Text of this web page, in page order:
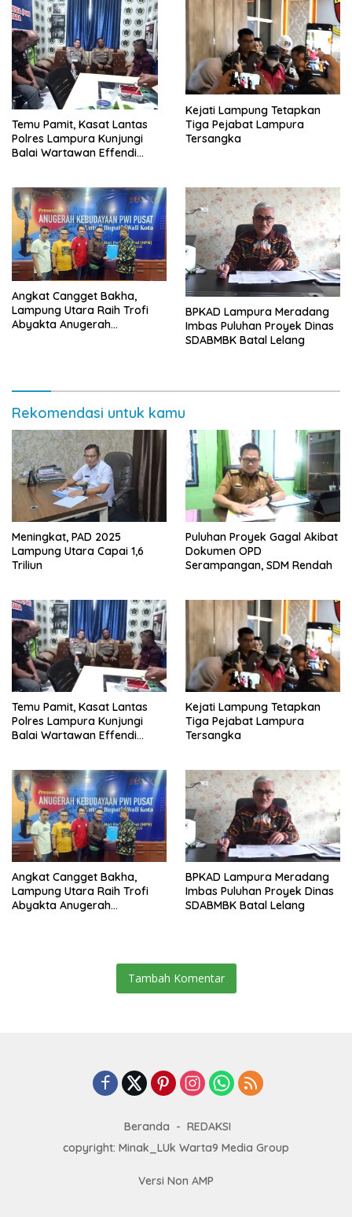
Temu Pamit, Kasat Lantas
Polres Lampura Kunjungi
Balai Wartawan Effendi
Kejati Lampung Tetapkan
Tiga Pejabat Lampura
Tersangka
Angkat Cangget Bakha,
Lampung Utara Raih Trofi
Abyakta Anugerah
BPKAD Lampura Meradang
Imbas Puluhan Proyek Dinas
SDABMBK Batal Lelang
Rekomendasi untuk kamu
Meningkat, PAD 2025
Lampung Utara Capai 1,6
Triliun
Puluhan Proyek Gagal Akibat
Dokumen OPD
Serampangan, SDM Rendah
Temu Pamit, Kasat Lantas
Polres Lampura Kunjungi
Balai Wartawan Effendi
Kejati Lampung Tetapkan
Tiga Pejabat Lampura
Tersangka
Angkat Cangget Bakha,
Lampung Utara Raih Trofi
Abyakta Anugerah
BPKAD Lampura Meradang
Imbas Puluhan Proyek Dinas
SDABMBK Batal Lelang
Tambah Komentar
Beranda
REDAKSI
copyright: Minak_LUk Warta9 Media Group
Versi Non AMP